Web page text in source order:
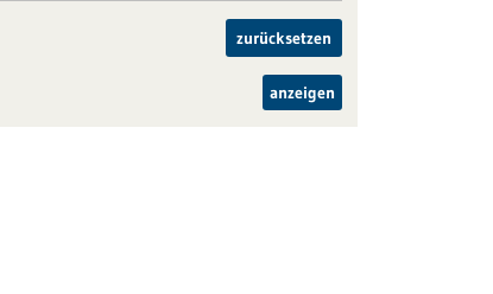
zurücksetzen
anzeigen